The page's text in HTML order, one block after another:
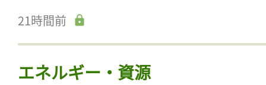
21時間前
エネルギー・資源